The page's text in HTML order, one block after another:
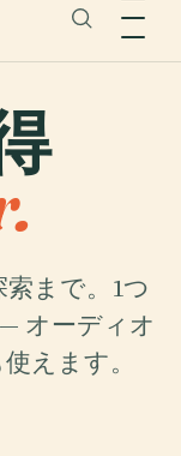
まで。1つ
オーディオ
えます。